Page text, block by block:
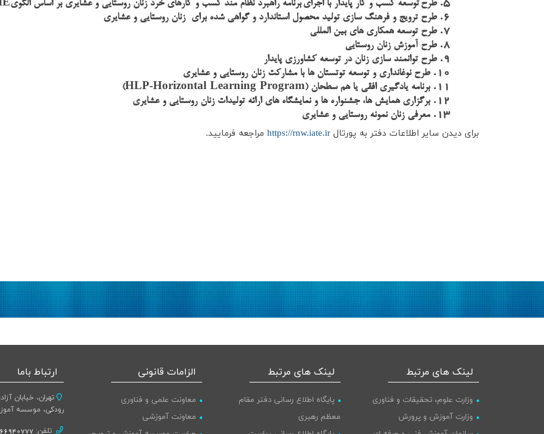
طرح توسعه کسب و کار پایدار با اجرای برنامه راهبرد نظام مند کسب و کارهای خرد زنان روستایی و عشایری بر اساس الگوی
6.
طرح ترویج و فرهنگ سازی تولید محصول استاندارد و گواهی شده برای زنان روستایی و عشایری
7. طرح توسعه همکاری های بین المللی
8. طرح آموزش زنان روستایی
9. طرح توانمند سازی زنان در توسعه کشاورزی پایدار
10. طرح نوغانداری و توسعه توتستان ها با مشارکت زنان روستایی و عشایری
11. برنامه یادگیری افقی یا هم سطحان (HLP-Horizontal Learning Program
)
12. برگزاری همایش ها، جشنواره ها و نمایشگاه های ارائه تولیدات زنان روستایی و عشایری
13. معرفی زنان نمونه روستایی و عشایری
برای دیدن سایر اطلاعات دفتر به پورتال https://rnw.iate.ir مراجعه فرمایید.
لینک های مرتبط
وزارت علوم، تحقیقات و فناوری
وزارت آموزش و پرورش
لینک های مرتبط
پایگاه اطلاع رسانی دفتر مقام
معظم رهبری
الزامات قانونی
معاونت علمی و فناوری
معاونت آموزشی
ارتباط باما
تهران، خیابان
رودکی، موسسه
تلفن: 66940777-021